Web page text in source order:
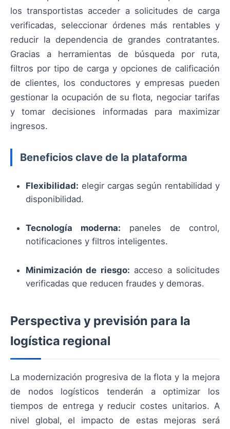
los transportistas acceder a solicitudes de carga
verificadas, seleccionar órdenes más rentables y
reducir la dependencia de grandes contratantes.
Gracias a herramientas de búsqueda por ruta,
filtros por tipo de carga y opciones de calificación
de clientes, los conductores y empresas pueden
gestionar la ocupación de su flota, negociar tarifas
y tomar decisiones informadas para maximizar
ingresos.
Beneficios clave de la plataforma
Flexibilidad: elegir cargas según rentabilidad y
disponibilidad.
Tecnología moderna: paneles de control,
notificaciones y filtros inteligentes.
Minimización de riesgo: acceso a solicitudes
verificadas que reducen fraudes y demoras.
Perspectiva y previsión para la
logística regional
La modernización progresiva de la flota y la mejora
de nodos logísticos tenderán a optimizar los
tiempos de entrega y reducir costes unitarios. A
nivel global, el impacto de estas mejoras será